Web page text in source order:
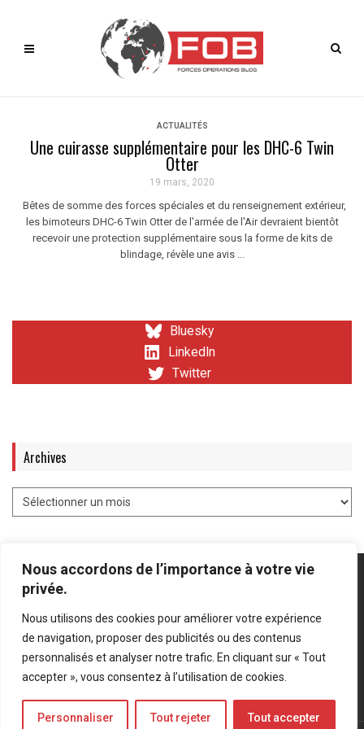
Nous accordons de l’importance à votre vie
privée.
Nous utilisons des cookies pour améliorer votre expérience
de navigation, proposer des publicités ou des contenus
personnalisés et analyser notre trafic. En cliquant sur « Tout
accepter », vous consentez à l’utilisation de cookies.
Personnaliser Tout rejeter Tout accepter
ACTUALITÉS
Une cuirasse supplémentaire pour les DHC-6 Twin
Otter
19 mars, 2020
Bêtes de somme des forces spéciales et du renseignement extérieur,
les bimoteurs DHC-6 Twin Otter de l'armée de l'Air devraient bientôt
recevoir une protection supplémentaire sous la forme de kits de
blindage, révèle une avis ...
Bluesky
LinkedIn
Twitter
Archives
Mentions légales Politique de confidentialité
Bluesky
LinkedIn
Twitter